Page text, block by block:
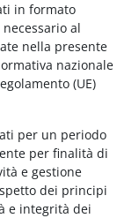
in formato
al
nella presente
nazionale
(UE)
per un periodo
per finalità di
e gestione
dei principi
e integrità dei